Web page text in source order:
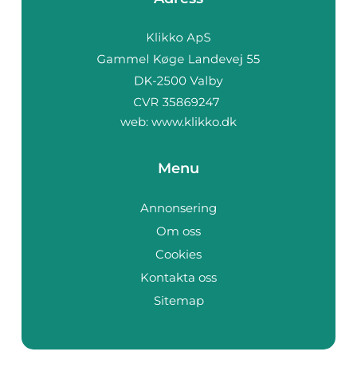
web: www.klikko.dk
Menu
Annonsering
Om oss
Cookies
Kontakta oss
Sitemap